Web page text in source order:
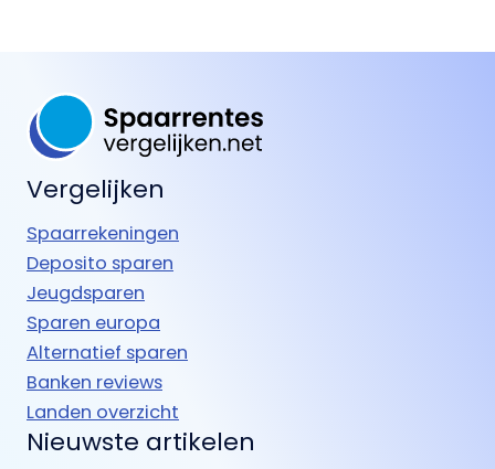
Vergelijken
Spaarrekeningen
Deposito sparen
Jeugdsparen
Sparen europa
Alternatief sparen
Banken reviews
Landen overzicht
Nieuwste artikelen